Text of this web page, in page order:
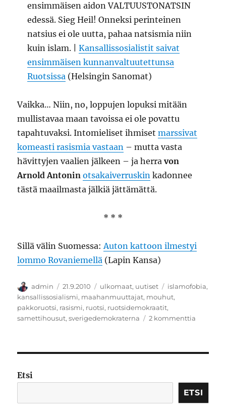
ensimmäisen aidon VALTUUSTONATSIN
edessä. Sieg Heil! Onneksi perinteinen
natsius ei ole uutta, pahaa natsismia niin
kuin islam. |Kansallissosialistit saivat
ensimmäisen kunnanvaltuutettunsa
Ruotsissa (Helsingin Sanomat)
Vaikka… Niin, no, loppujen lopuksi mitään
mullistavaa maan tavoissa ei ole povattu
tapahtuvaksi. Intomieliset ihmisetmarssivat
komeasti rasismia vastaan – mutta vasta
hävittyjen vaalien jälkeen – ja herravon
Arnold Antonin otsakaiverruskin kadonnee
tästä maailmasta jälkiä jättämättä.
* * *
Sillä välin Suomessa:Auton kattoon ilmestyi
lommo Rovaniemellä (Lapin Kansa)
Kirjoittaja
admin Julkaistu
21.9.2010 Kategoriat
ulkomaat, uutiset Avainsanat
islamofobia,
kansallissosialismi, maahanmuuttajat, mouhut,
pakkoruotsi, rasismi, ruotsi, ruotsidemokraatit,
samettihousut,sverigedemokraterna 2 kommenttia
Etsi
ETSI